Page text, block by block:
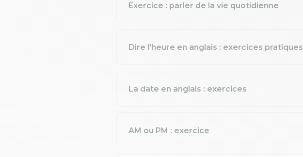
Exercice : parler de la vie quotidienne
Dire l'heure en anglais : exercices pratiques
La date en anglais : exercices
AM ou PM : exercice